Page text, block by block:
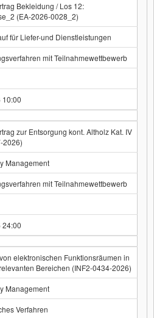
Bekleidung / Los 12:
(EA-2026-0028_2)
für Liefer-und Dienstleistungen
mit Teilnahmewettbewerb
10:00
zur Entsorgung kont. Altholz Kat. IV
2026)
Management
mit Teilnahmewettbewerb
24:00
elektronischen Funktionsräumen in
Bereichen (INF2-0434-2026)
Management
Verfahren